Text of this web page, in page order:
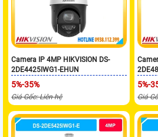
Camera IP 4MP HIKVISION DS-
2DE4425IWG1-EHUN
5%-35%
Giá Gốc: Liên hệ
5%-
Giá